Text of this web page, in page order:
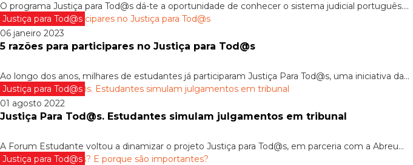
O programa Justiça para Tod@s dá-te a oportunidade de conhecer o sistema judicial português....
Justiça para Tod@s
06 janeiro 2023
5 razões para participares no Justiça para Tod@s
Ao longo dos anos, milhares de estudantes já participaram Justiça Para Tod@s, uma iniciativa da...
Justiça para Tod@s
01 agosto 2022
Justiça Para Tod@s. Estudantes simulam julgamentos em tribunal
A Forum Estudante voltou a dinamizar o projeto Justiça para Tod@s, em parceria com a Abreu...
Justiça para Tod@s